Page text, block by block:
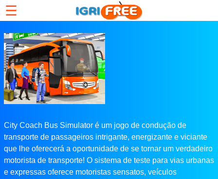
☰
City Coach Bus Simulator é um jogo de condução de
transporte de passageiros intrigante, energizante e viciante
que lhe oferecerá a oportunidade de se tornar um verdadeiro
motorista de transporte! O sistema de teste para vias urbanas
e expressas oferece motoristas sensatos, veículos